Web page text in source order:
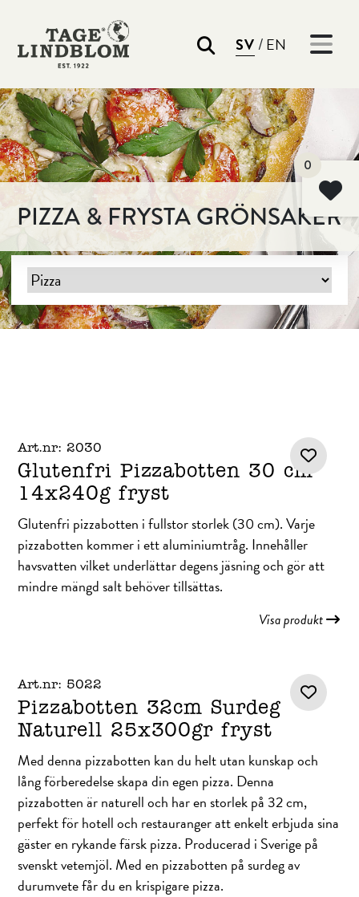
0
SV/EN
PIZZA & FRYSTA GRÖNSAKER
Art.nr: 2030
Glutenfri Pizzabotten 30 cm
14x240g fryst
Glutenfri pizzabotten i fullstor storlek (30 cm). Varje
pizzabotten kommer i ett aluminiumtråg. Innehåller
havsvatten vilket underlättar degens jäsning och gör att
mindre mängd salt behöver tillsättas.
Visa produkt
Art.nr: 5022
Pizzabotten 32cm Surdeg
Naturell 25x300gr fryst
Med denna pizzabotten kan du helt utan kunskap och
lång förberedelse skapa din egen pizza. Denna
pizzabotten är naturell och har en storlek på 32 cm,
perfekt för hotell och restauranger att enkelt erbjuda sina
gäster en rykande färsk pizza. Producerad i Sverige på
svenskt vetemjöl. Med en pizzabotten på surdeg av
durumvete får du en krispigare pizza.